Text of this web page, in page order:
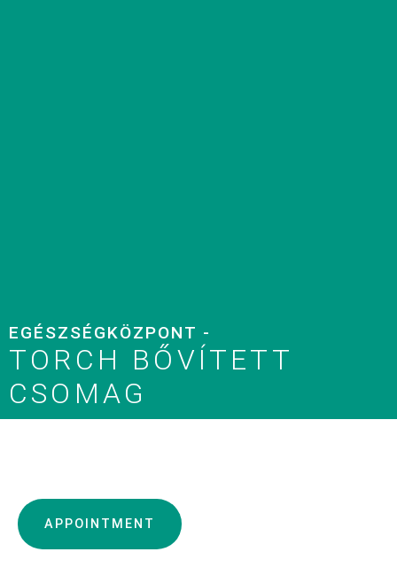
EGÉSZSÉGKÖZPONT -
TORCH BŐVÍTETT
CSOMAG
APPOINTMENT